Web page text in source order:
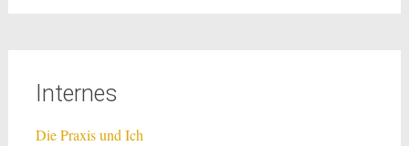
Internes
Die Praxis und Ich